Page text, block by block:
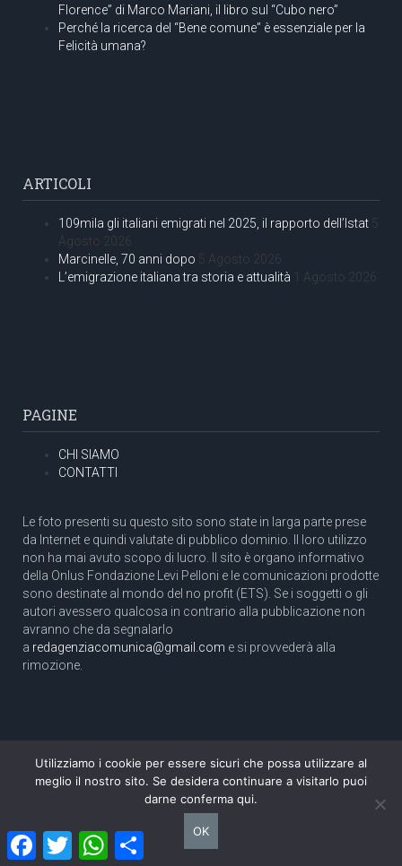
Florence” di Marco Mariani, il libro sul “Cubo nero”
Perché la ricerca del “Bene comune” è essenziale per la
Felicità umana?
ARTICOLI
109mila gli italiani emigrati nel 2025, il rapporto dell’Istat 5
Agosto 2026
Marcinelle, 70 anni dopo 5 Agosto 2026
L’emigrazione italiana tra storia e attualità 1 Agosto 2026
PAGINE
CHI SIAMO
CONTATTI
Le foto presenti su questo sito sono state in larga parte prese
da Internet e quindi valutate di pubblico dominio. Il loro utilizzo
non ha mai avuto scopo di lucro. Il sito è organo informativo
della Onlus Fondazione Levi Pelloni e le comunicazioni prodotte
sono destinate al mondo del no profit (ETS). Se i soggetti o gli
autori avessero qualcosa in contrario alla pubblicazione non
avranno che da segnalarlo
a redagenziacomunica@gmail.com e si provvederà alla
rimozione.
Copyright 2003 com.unica - Tutti i diritti riservati
Aut. Tribunale di Roma N. 466/2003 dell'11/11/2003
Direttore responsabile: Pino Pelloni [direttore@agenziacomunica.net]
Design by Ethoslab.
FacebookTwitter WhatsAppCondividi
Utilizziamo i cookie per essere sicuri che possa utilizzare al
meglio il nostro sito. Se desidera continuare a visitarlo puoi
darne conferma qui.
OK